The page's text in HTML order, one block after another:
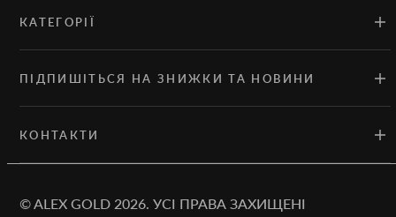
КАТЕГОРІЇ
ПІДПИШІТЬСЯ НА ЗНИЖКИ ТА НОВИНИ
КОНТАКТИ
©ALEX GOLD 2026. УСІ ПРАВА ЗАХИЩЕНІ